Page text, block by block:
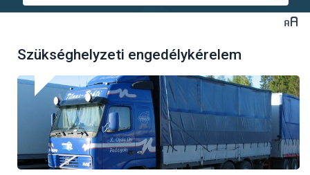
Szükséghelyzeti engedélykérelem